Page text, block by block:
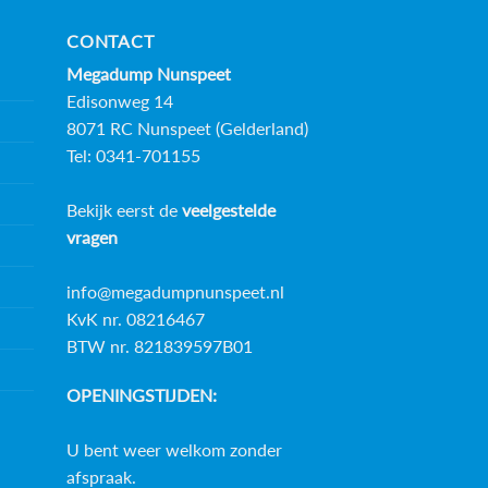
CONTACT
Megadump Nunspeet
Edisonweg 14
8071 RC Nunspeet (Gelderland)
Tel: 0341-701155
Bekijk eerst de veelgestelde
vragen
info@megadumpnunspeet.nl
KvK nr. 08216467
BTW nr. 821839597B01
OPENINGSTIJDEN:
U bent weer welkom zonder
afspraak.